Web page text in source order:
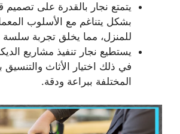
يتمتع نجار بالقدرة على تصميم
بشكل يتناغم مع الأسلوب
للمنزل، مما يخلق تجربة سلسة
يستطيع نجار تنفيذ مشاريع
في ذلك اختيار الأثاث والتنسيق
المختلفة ببراعة ودقة.